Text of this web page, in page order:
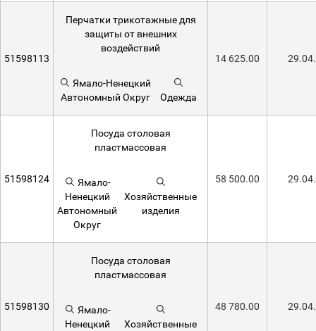
51598113
Перчатки трикотажные для
защиты от внешних
воздействий
Ямало-Ненецкий
Автономный Округ
Одежда
14 625.00
51598124
Посуда столовая
пластмассовая
Ямало-
Ненецкий
Автономный
Округ
Хозяйственные
изделия
58 500.00
51598130
Посуда столовая
пластмассовая
Ямало-
Ненецкий
Хозяйственные
48 780.00